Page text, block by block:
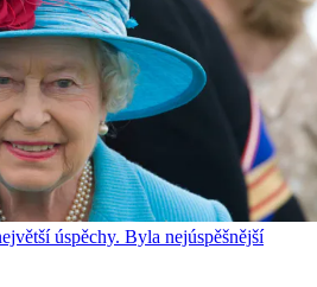
úspěchy. Byla nejúspěšnější